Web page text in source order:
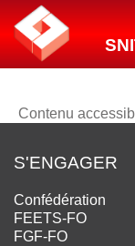
Contenu
S'ENGAGER
Confédération
FEETS-FO
FGF-FO